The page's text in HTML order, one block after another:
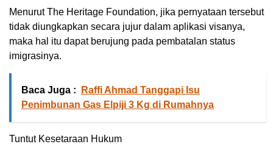
Menurut The Heritage Foundation, jika pernyataan tersebut
tidak diungkapkan secara jujur dalam aplikasi visanya,
maka hal itu dapat berujung pada pembatalan status
imigrasinya.
Baca Juga :
Raffi Ahmad Tanggapi Isu
Penimbunan Gas Elpiji 3 Kg di Rumahnya
Tuntut Kesetaraan Hukum